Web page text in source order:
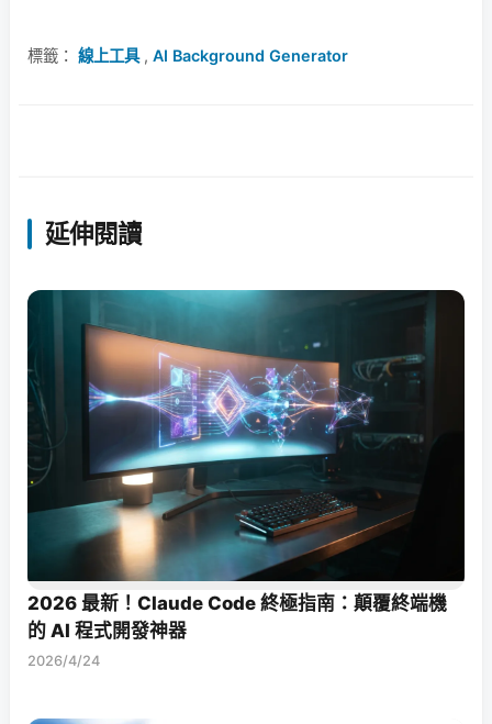
標籤： 線上工具, AI Background Generator
延伸閱讀
2026 最新！Claude Code 終極指南：顛覆終端機
的 AI 程式開發神器
2026/4/24